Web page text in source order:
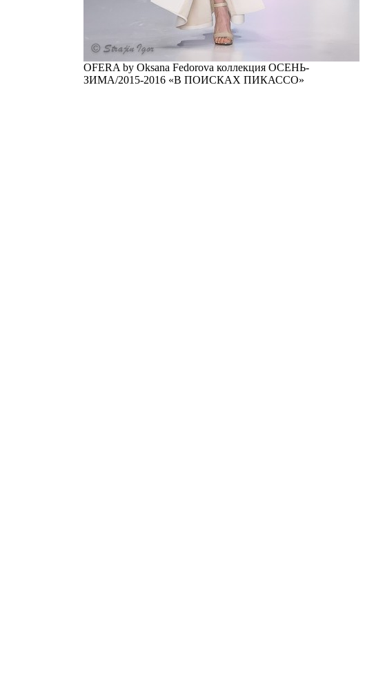
OFERA by Oksana Fedorova коллекция ОСЕНЬ-
ЗИМА/2015-2016 «В ПОИСКАХ ПИКАССО»